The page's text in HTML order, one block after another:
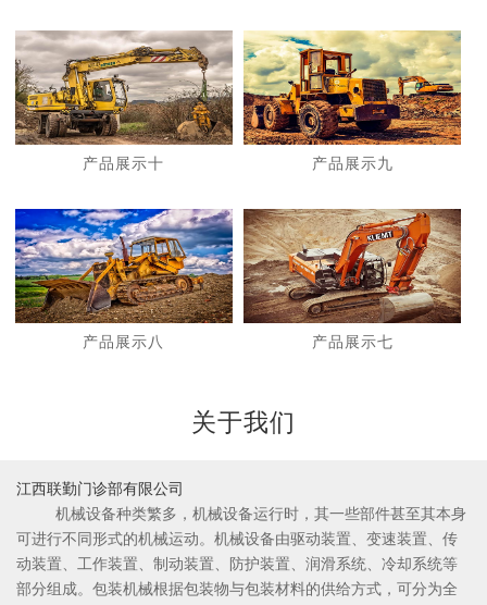
2
产品展示十 产品展示九
产品展示八 产品展示七
关于我们
江西联勤门诊部有限公司
机械设备种类繁多，机械设备运行时，其一些部件甚至其本身
可进行不同形式的机械运动。机械设备由驱动装置、变速装置、传
动装置、工作装置、制动装置、防护装置、润滑系统、冷却系统等
部分组成。包装机械根据包装物与包装材料的供给方式，可分为全